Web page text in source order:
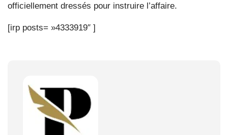
officiellement dressés pour instruire l’affaire.
[irp posts= »4333919″ ]